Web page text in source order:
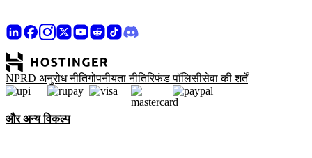
NPRD अनुरोध नीतिगोपनीयता नीतिरिफंड पॉलिसीसेवा की शर्तें
और अन्य विकल्प